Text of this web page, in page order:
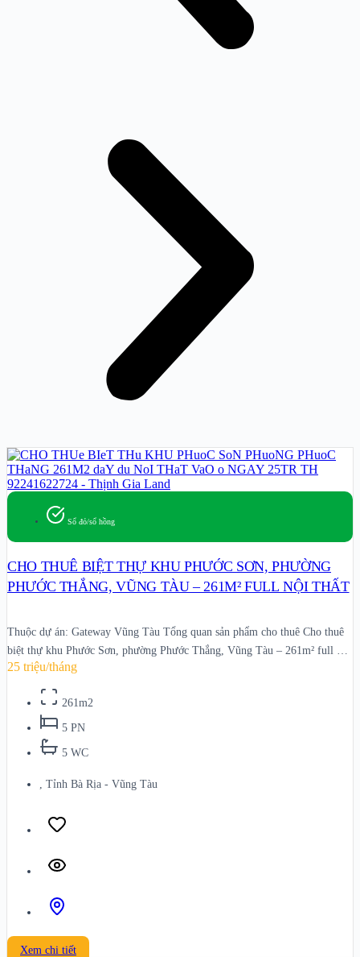
Sổ đỏ/sổ hồng
CHO THUÊ BIỆT THỰ KHU PHƯỚC SƠN, PHƯỜNG
PHƯỚC THẮNG, VŨNG TÀU – 261M² FULL NỘI THẤT
Thuộc dự án: Gateway Vũng Tàu Tổng quan sản phẩm cho thuê Cho thuê
biệt thự khu Phước Sơn, phường Phước Thắng, Vũng Tàu – 261m² full nội
thất là một sản phẩm đang chào thuê trên hệ thống Thịnh Gia Land. Nội
dung trang này được chuẩn hóa để
25 triệu/tháng
261m2
5 PN
5 WC
, Tỉnh Bà Rịa - Vũng Tàu
Xem chi tiết